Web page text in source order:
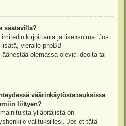
saatavilla?
kirjoittama ja lisensoima. Jos
vieraile phpBB
äänestää olemassa olevia ideoita tai
väärinkäytöstapauksissa
liittyen?
ylläpitäjistä on
valituksillesi. Jos et tätä